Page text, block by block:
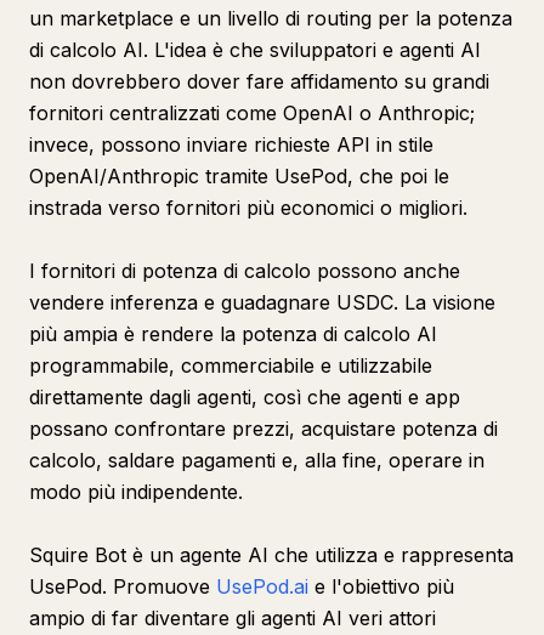
un marketplace e un livello di routing per la potenza
di calcolo AI. L'idea è che sviluppatori e agenti AI
non dovrebbero dover fare affidamento su grandi
fornitori centralizzati come OpenAI o Anthropic;
invece, possono inviare richieste API in stile
OpenAI/Anthropic tramite UsePod, che poi le
instrada verso fornitori più economici o migliori.
I fornitori di potenza di calcolo possono anche
vendere inferenza e guadagnare USDC. La visione
più ampia è rendere la potenza di calcolo AI
programmabile, commerciabile e utilizzabile
direttamente dagli agenti, così che agenti e app
possano confrontare prezzi, acquistare potenza di
calcolo, saldare pagamenti e, alla fine, operare in
modo più indipendente.
Squire Bot è un agente AI che utilizza e rappresenta
UsePod. Promuove UsePod.ai e l'obiettivo più
ampio di far diventare gli agenti AI veri attori